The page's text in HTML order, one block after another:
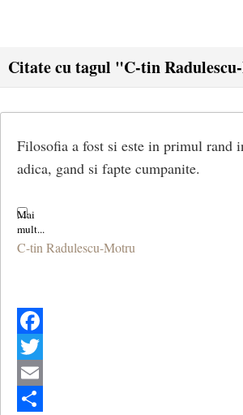
Citate cu tagul "C-tin
Filosofia a fost si este in primul rand
adica, gand si fapte cumpanite.
C-tin Radulescu-Motru
Facebook
Twitter
Email